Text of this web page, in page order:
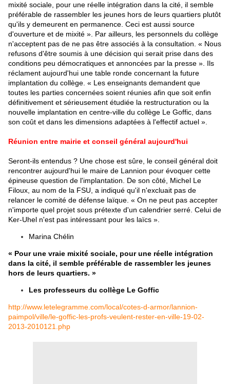
mixité sociale, pour une réelle intégration dans la cité, il semble
préférable de rassembler les jeunes hors de leurs quartiers plutôt
qu'ils y demeurent en permanence. Ceci est aussi source
d'ouverture et de mixité ». Par ailleurs, les personnels du collège
n'acceptent pas de ne pas être associés à la consultation. « Nous
refusons d'être soumis à une décision qui serait prise dans des
conditions peu démocratiques et annoncées par la presse ». Ils
réclament aujourd'hui une table ronde concernant la future
implantation du collège. « Les enseignants demandent que
toutes les parties concernées soient réunies afin que soit enfin
définitivement et sérieusement étudiée la restructuration ou la
nouvelle implantation en centre-ville du collège Le Goffic , dans
son coût et dans les dimensions adaptées à l'effectif actuel ».
Réunion entre mairie et conseil général aujourd'hui
Seront-ils entendus ? Une chose est sûre, le conseil général doit
rencontrer aujourd'hui le maire de Lannion pour évoquer cette
épineuse question de l'implantation. De son côté, Michel Le
Filoux, au nom de la FSU, a indiqué qu'il n'excluait pas de
relancer le comité de défense laïque. « On ne peut pas accepter
n'importe quel projet sous prétexte d'un calendrier serré. Celui de
Ker-Uhel n'est pas intéressant pour les laïcs ».
Marina Chélin
« Pour une vraie mixité sociale, pour une réelle intégration
dans la cité, il semble préférable de rassembler les jeunes
hors de leurs quartiers. »
Les professeurs du collège Le Goffic
http://www.letelegramme.com/local/cotes-d-armor/lannion-
paimpol/ville/le-goffic-les-profs-veulent-rester-en-ville-19-02-
2013-2010121.php